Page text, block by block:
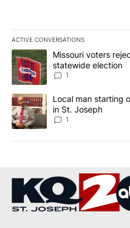
ACTIVE CONVERSATIONS
The following is a list of the
A trending article titled
Missouri voters
statewide election
1
A trending article titled "Local
Local man starting
in St. Joseph
1